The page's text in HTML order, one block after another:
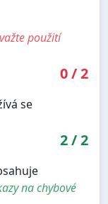
použití
0/2
se
2/2
na chybové